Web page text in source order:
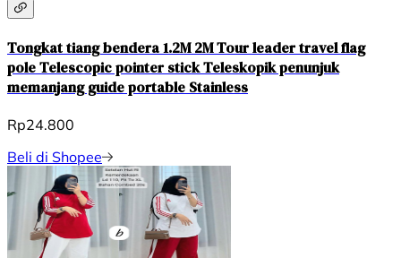
Tongkat tiang bendera 1.2M 2M Tour leader travel flag
pole Telescopic pointer stick Teleskopik penunjuk
memanjang guide portable Stainless
Rp24.800
Beli di Shopee